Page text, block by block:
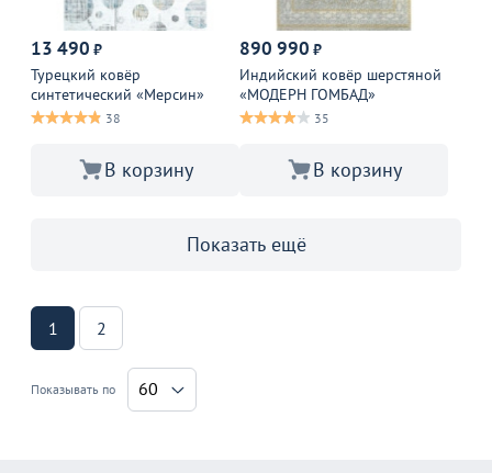
13 490 ₽
Турецкий ковёр
синтетический «Мерсин»
38
В корзину
890 990 ₽
Индийский ковёр шерстяной
«МОДЕРН ГОМБАД»
35
В корзину
Показать ещё
1 2
Показывать по 60